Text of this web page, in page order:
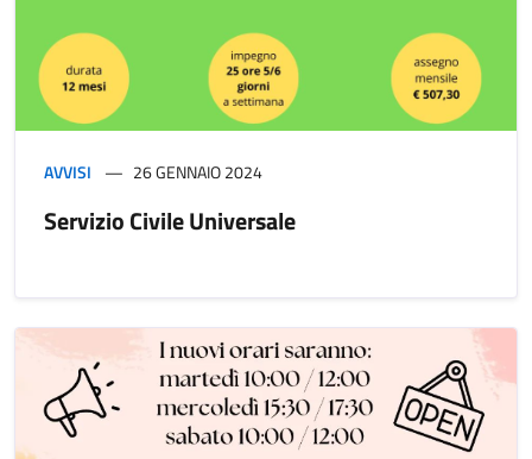
AVVISI 26 GENNAIO 2024
Servizio Civile Universale